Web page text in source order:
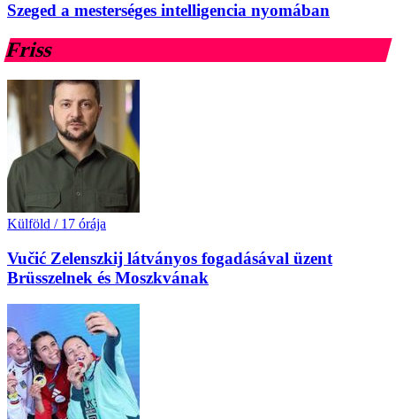
Szeged a mesterséges intelligencia nyomában
Friss
Külföld / 17 órája
Vučić Zelenszkij látványos fogadásával üzent
Brüsszelnek és Moszkvának